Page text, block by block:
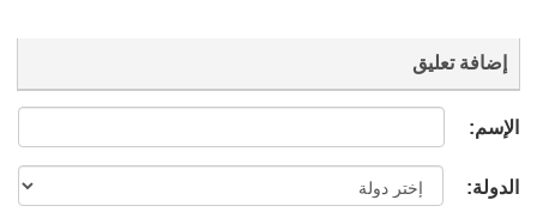
إضافة تعليق
الإسم:
الدولة: